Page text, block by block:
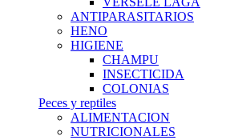
ANTIPARASITARIOS
HENO
HIGIENE
CHAMPU
INSECTICIDA
COLONIAS
Peces y reptiles
ALIMENTACION
NUTRICIONALES